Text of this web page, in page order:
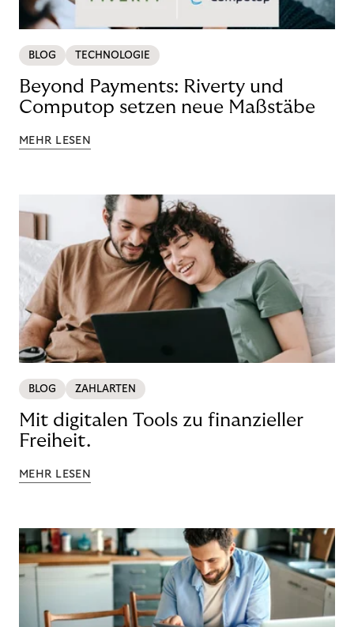
BLOG TECHNOLOGIE
Beyond Payments: Riverty und
Computop setzen neue Maßstäbe
MEHR LESEN
BLOG ZAHLARTEN
Mit digitalen Tools zu finanzieller
Freiheit.
MEHR LESEN